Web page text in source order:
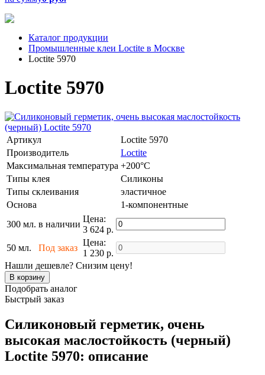
Каталог продукции
Промышленные клеи Loctite в Москве
Loctite 5970
Loctite 5970
Артикул
Loctite 5970
Производитель
Loctite
Максимальная температура +200°C
Типы клея
Силиконы
Типы склеивания
эластичное
Основа
1-компонентные
300 мл. в наличии
Цена:
3 624 р.
50 мл.
Под заказ
Цена:
1 230 р.
Нашли дешевле? Снизим цену!
Подобрать аналог
Быстрый заказ
Силиконовый герметик, очень
высокая маслостойкость (черный)
Loctite 5970: описание